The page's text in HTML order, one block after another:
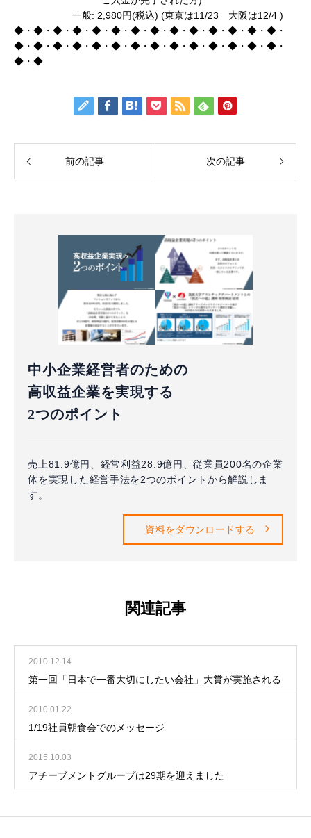
一般: 2,980円(税込) (東京は11/23 大阪は12/4 )
◆・◆・◆・◆・◆・◆・◆・◆・◆・◆・◆・◆・◆・◆・
◆・◆・◆・◆・◆・◆・◆・◆・◆・◆・◆・◆・◆・◆・
◆・◆
前の記事 次の記事
中小企業経営者のための
高収益企業を実現する
2つのポイント
売上81.9億円、経常利益28.9億円、従業員200名の企業
体を実現した経営手法を2つのポイントから解説しま
す。
資料をダウンロードする
関連記事
2010.12.14
第一回「日本で一番大切にしたい会社」大賞が実施される
2010.01.22
1/19社員朝食会でのメッセージ
2015.10.03
アチーブメントグループは29期を迎えました